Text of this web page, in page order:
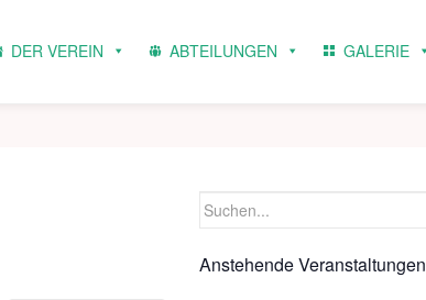
DER VEREIN ABTEILUNGEN GALERIE
Suchen
Anstehende Veranstaltungen